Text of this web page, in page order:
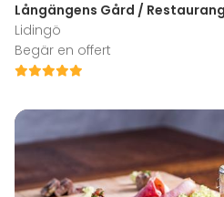
Långängens Gård /
Lidingö
Begär en offert